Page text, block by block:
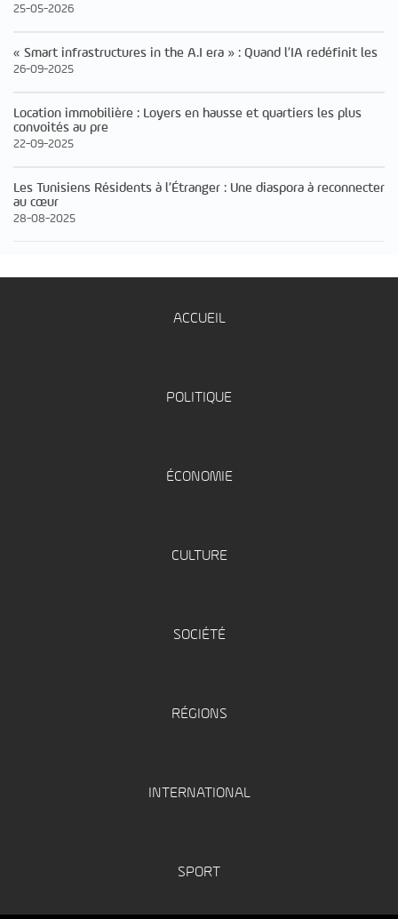
25-05-2026
« Smart infrastructures in the A.I era » : Quand l’IA redéfinit les
26-09-2025
Location immobilière : Loyers en hausse et quartiers les plus
convoités au pre
22-09-2025
Les Tunisiens Résidents à l’Étranger : Une diaspora à reconnecter
au cœur
28-08-2025
ACCUEIL
POLITIQUE
ÉCONOMIE
CULTURE
SOCIÉTÉ
RÉGIONS
INTERNATIONAL
SPORT